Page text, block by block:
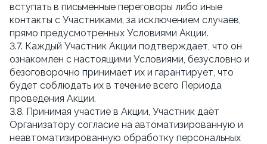
вступать в письменные переговоры либо иные
контакты с Участниками, за исключением случаев,
прямо предусмотренных Условиями Акции.
3.7. Каждый Участник Акции подтверждает, что он
ознакомлен с настоящими Условиями, безусловно и
безоговорочно принимает их и гарантирует, что
будет соблюдать их в течение всего Периода
проведения Акции.
3.8. Принимая участие в Акции, Участник даёт
Организатору согласие на автоматизированную и
неавтоматизированную обработку персональных